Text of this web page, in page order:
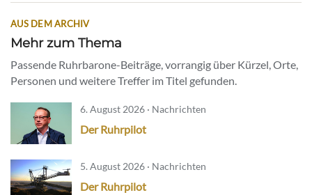
AUS DEM ARCHIV
Mehr zum Thema
Passende Ruhrbarone-Beiträge, vorrangig über Kürzel, Orte,
Personen und weitere Treffer im Titel gefunden.
6. August 2026 · Nachrichten
Der Ruhrpilot
5. August 2026 · Nachrichten
Der Ruhrpilot